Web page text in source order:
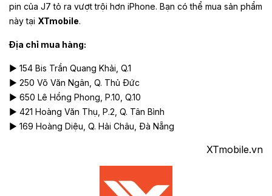
pin của J7 tỏ ra vượt trội hơn iPhone. Bạn có thể mua sản phẩm
này tại XTmobile.
Địa chỉ mua hàng:
► 154 Bis Trần Quang Khải, Q.1
► 250 Võ Văn Ngân, Q. Thủ Đức
► 650 Lê Hồng Phong, P.10, Q.10
► 421 Hoàng Văn Thụ, P.2, Q. Tân Bình
► 169 Hoàng Diệu, Q. Hải Châu, Đà Nẵng
XTmobile.vn